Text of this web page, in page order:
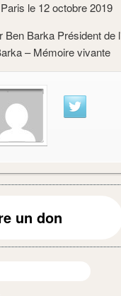
le 12 octobre 2019
Ben Barka Président de
– Mémoire vivante
un don